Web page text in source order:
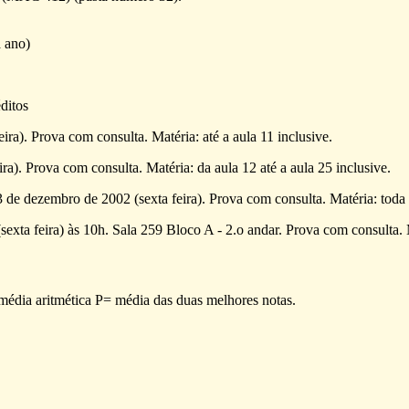
ano)
Prova com consulta. Matéria: até a aula 11 inclusive.
Prova com consulta. Matéria: da aula 12 até a aula 25 inclusive.
dezembro de 2002 (sexta feira). Prova com consulta. Matéria: toda
feira) às 10h. Sala 259 Bloco A - 2.o andar. Prova com consulta.
aritmética P= média das duas melhores notas.